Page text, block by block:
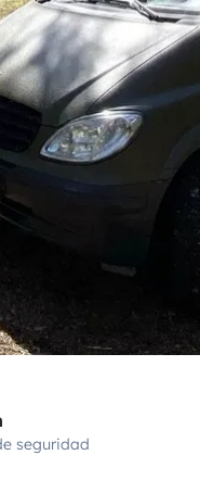
seguridad